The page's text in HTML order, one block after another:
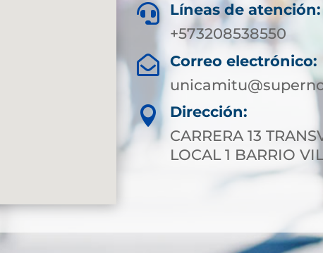

Líneas de atención:
+573208538550
 Correo electrónico:

Dirección:
CARRERA 13
LOCAL 1 BARRIO